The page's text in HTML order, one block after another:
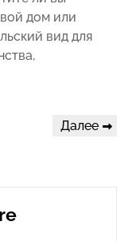
дом или
вид для
Следующая
Далее